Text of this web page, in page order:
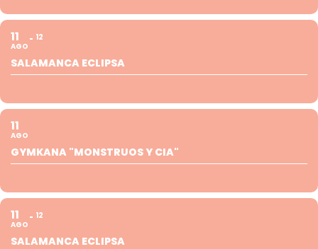
11
AGO
12
SALAMANCA ECLIPSA
11
AGO
GYMKANA "MONSTRUOS Y CIA"
11
AGO
12
SALAMANCA ECLIPSA